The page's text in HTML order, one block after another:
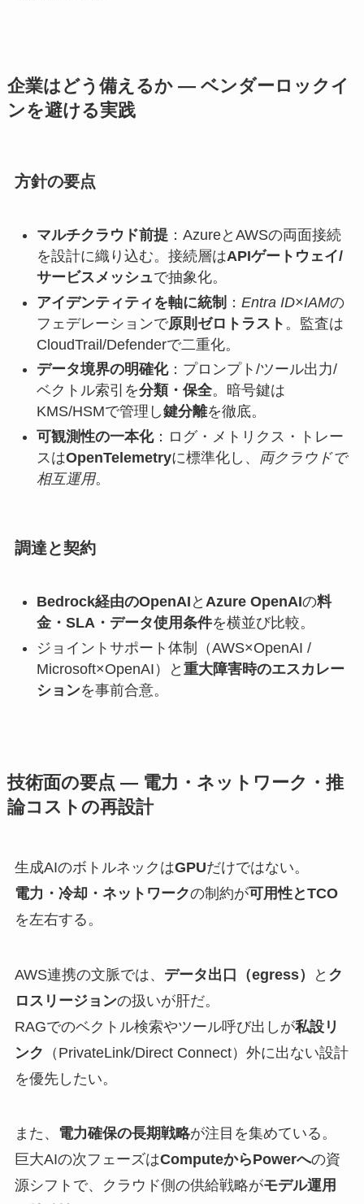
企業はどう備えるか — ベンダーロックイ
ンを避ける実践
方針の要点
マルチクラウド前提：AzureとAWSの両面接続
を設計に織り込む。接続層はAPIゲートウェイ/
サービスメッシュで抽象化。
アイデンティティを軸に統制 ： Entra ID×IAMの
フェデレーションで原則ゼロトラスト 。監査は
CloudTrail/Defenderで二重化。
データ境界の明確化：プロンプト/ツール出力/
ベクトル索引を分類・保全。暗号鍵は
KMS/HSMで管理し鍵分離を徹底。
可観測性の一本化：ログ・メトリクス・トレー
スはOpenTelemetryに標準化し、
両クラウドで
相互運用。
調達と契約
Bedrock経由のOpenAI と Azure OpenAIの料
金・SLA・データ使用条件を横並び比較。
ジョイントサポート体制（AWS×OpenAI /
Microsoft×OpenAI）と 重大障害時のエスカレー
ションを事前合意。
技術面の要点 — 電力・ネットワーク・推
論コストの再設計
生成AIのボトルネックはGPUだけではない。
電力・冷却・ネットワークの制約が可用性とTCO
を左右する。
AWS連携の文脈では、 データ出口（egress） と ク
ロスリージョンの扱いが肝だ。
RAGでのベクトル検索やツール呼び出しが私設リ
ンク （PrivateLink/Direct Connect）外に出ない設計
を優先したい。
また、 電力確保の長期戦略が注目を集めている。
巨大AIの次フェーズはComputeからPowerへの資
源シフトで、クラウド側の供給戦略がモデル運用